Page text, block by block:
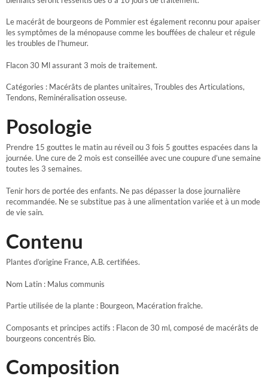
Le macérât de bourgeons de Pommier est également reconnu pour apaiser
les symptômes de la ménopause comme les bouffées de chaleur et régule
les troubles de l’humeur.
Flacon 30 Ml assurant 3 mois de traitement.
Catégories : Macérâts de plantes unitaires, Troubles des Articulations,
Tendons, Reminéralisation osseuse.
Posologie
Prendre 15 gouttes le matin au réveil ou 3 fois 5 gouttes espacées dans la
journée. Une cure de 2 mois est conseillée avec une coupure d’une semaine
toutes les 3 semaines.
Tenir hors de portée des enfants. Ne pas dépasser la dose journalière
recommandée. Ne se substitue pas à une alimentation variée et à un mode
de vie sain.
Contenu
Plantes d’origine France, A.B. certifiées.
Nom Latin : Malus communis
Partie utilisée de la plante : Bourgeon, Macération fraîche.
Composants et principes actifs : Flacon de 30 ml, composé de macérâts de
bourgeons concentrés Bio.
Composition